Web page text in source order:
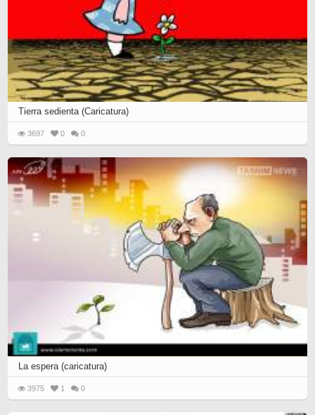
Tierra sedienta (Caricatura)
3697 0 0
La espera (caricatura)
3975 1 0